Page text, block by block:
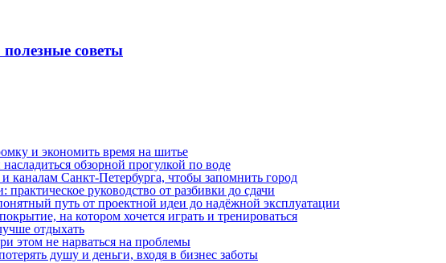
советы
и экономить время на шитье
обзорной прогулкой по воде
каналам Санкт‑Петербурга, чтобы запомнить город
руководство от разбивки до сдачи
путь от проектной идеи до надёжной эксплуатации
на котором хочется играть и тренироваться
отдыхать
этом не нарваться на проблемы
душу и деньги, входя в бизнес заботы